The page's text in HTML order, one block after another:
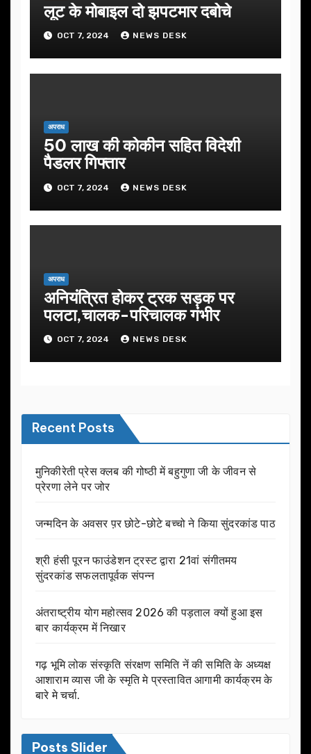
लूट के मोबाइल दो झपटमार दबोचे
OCT 7, 2024 NEWS DESK
अपराध
50 लाख की कोकीन सहित विदेशी
पैडलर गिफ्तार
OCT 7, 2024 NEWS DESK
अपराध
अनियंत्रित होकर ट्रक सड़क पर
पलटा,चालक-परिचालक गंभीर
OCT 7, 2024 NEWS DESK
Recent Posts
मुनिकीरेती प्रेस क्लब की गोष्ठी में बहुगुणा जी के जीवन से
प्रेरणा लेने पर जोर
जन्मदिन के अवसर प़र छोटे-छोटे बच्चो ने किया सुंदरकांड पाठ
श्री हंसी पूरन फाउंडेशन ट्रस्ट द्वारा 21वां संगीतमय
सुंदरकांड सफलतापूर्वक संपन्न
अंतराष्ट्रीय योग महोत्सव 2026 की पड़ताल क्यों हुआ इस
बार कार्यक्रम में निखार
गढ़ भूमि लोक संस्कृति संरक्षण समिति नें की समिति के अध्यक्ष
आशाराम व्यास जी के स्मृति मे प्रस्तावित आगामी कार्यक्रम के
बारे मे चर्चा.
Posts Slider